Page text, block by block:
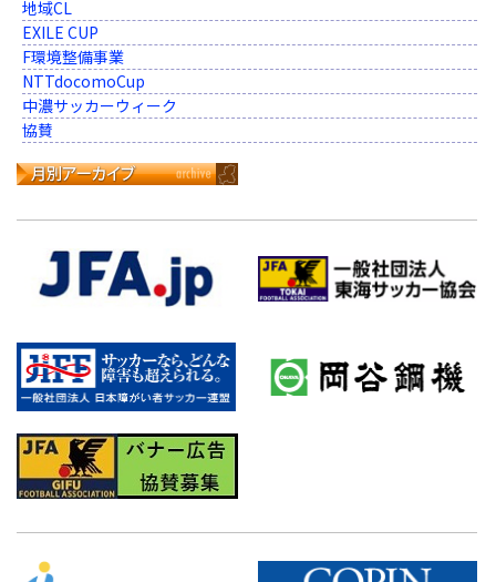
地域CL
EXILE CUP
F環境整備事業
NTTdocomoCup
中濃サッカーウィーク
協賛